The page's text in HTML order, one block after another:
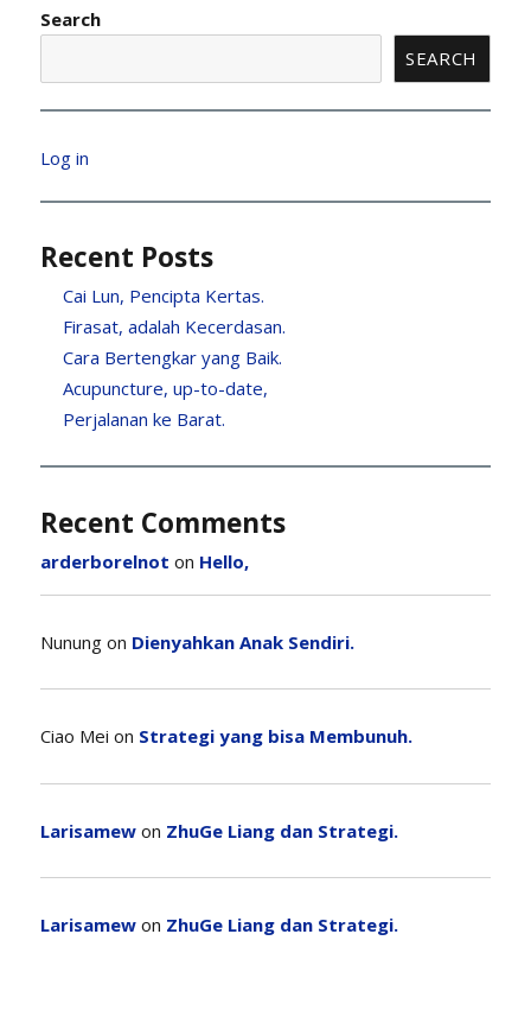
Search
SEARCH
Log in
Recent Posts
Cai Lun, Pencipta Kertas.
Firasat, adalah Kecerdasan.
Cara Bertengkar yang Baik.
Acupuncture, up-to-date,
Perjalanan ke Barat.
Recent Comments
arderborelnot on Hello,
Nunung on Dienyahkan Anak Sendiri.
Ciao Mei on Strategi yang bisa Membunuh.
Larisamew on ZhuGe Liang dan Strategi.
Larisamew on ZhuGe Liang dan Strategi.